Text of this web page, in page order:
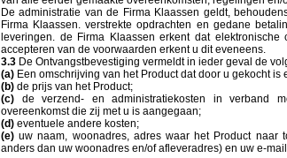
De administratie van de Firma Klaassen geldt,
Firma Klaassen. verstrekte opdrachten en gedane
leveringen. de Firma Klaassen erkent dat
accepteren van de voorwaarden erkent u dit eveneens.
3.3 De Ontvangstbevestiging vermeldt in ieder geval de
(a) Een omschrijving van het Product dat door u gekocht
(b) de prijs van het Product;
(c) de verzend- en administratiekosten in verband
overeenkomst die zij met u is aangegaan;
(d) eventuele andere kosten;
(e) uw naam, woonadres, adres waar het Product naar
anders dan uw woonadres en/of afleveradres) en uw e-